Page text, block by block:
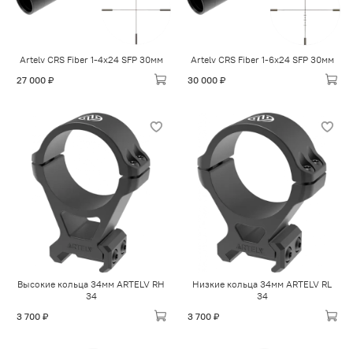
Artelv CRS Fiber 1-4x24 SFP 30мм
27 000 ₽
Artelv CRS Fiber 1-6x24 SFP 30мм
30 000 ₽
Высокие кольца 34мм ARTELV RH
34
3 700 ₽
Низкие кольца 34мм ARTELV RL
34
3 700 ₽